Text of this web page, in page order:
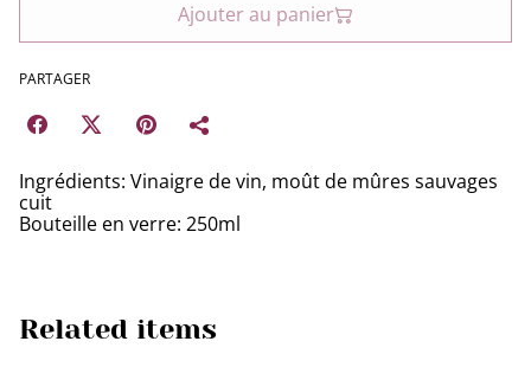
Ajouter au panier
PARTAGER
Ingrédients: Vinaigre de vin, moût de mûres sauvages
cuit
Bouteille en verre: 250ml
Related items